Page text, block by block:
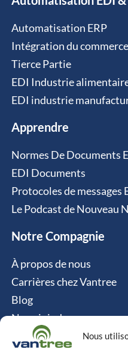
Nous
Automatisation ERP
Intégration du
Tierce Partie
EDI Industrie
EDI industrie
Apprendre
Normes De Documents
EDI Documents
Protocoles de messages
Le Podcast de Nouveau
Notre Compagnie
À propos de nous
Carrières chez Vantree
Blog
Nous joindre
Politique relative aux